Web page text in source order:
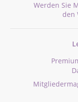
Werden Sie
den